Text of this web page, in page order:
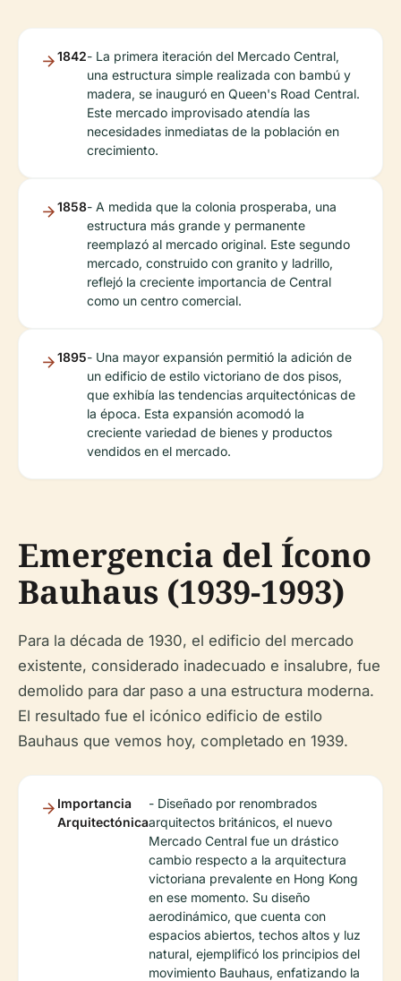
1842- La primera iteración del Mercado Central,
una estructura simple realizada con bambú y
madera, se inauguró en Queen's Road Central.
Este mercado improvisado atendía las
necesidades inmediatas de la población en
crecimiento.
1858- A medida que la colonia prosperaba, una
estructura más grande y permanente
reemplazó al mercado original. Este segundo
mercado, construido con granito y ladrillo,
reflejó la creciente importancia de Central
como un centro comercial.
1895- Una mayor expansión permitió la adición de
un edificio de estilo victoriano de dos pisos,
que exhibía las tendencias arquitectónicas de
la época. Esta expansión acomodó la
creciente variedad de bienes y productos
vendidos en el mercado.
Emergencia del Ícono
Bauhaus (1939-1993)
Para la década de 1930, el edificio del mercado
existente, considerado inadecuado e insalubre, fue
demolido para dar paso a una estructura moderna.
El resultado fue el icónico edificio de estilo
Bauhaus que vemos hoy, completado en 1939.
Importancia
Arquitectónica
- Diseñado por renombrados
arquitectos británicos, el nuevo
Mercado Central fue un drástico
cambio respecto a la arquitectura
victoriana prevalente en Hong Kong
en ese momento. Su diseño
aerodinámico, que cuenta con
espacios abiertos, techos altos y luz
natural, ejemplificó los principios del
movimiento Bauhaus, enfatizando la